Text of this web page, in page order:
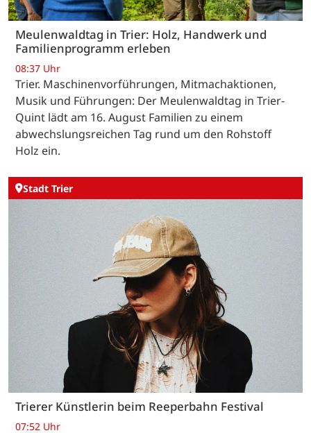
Meulenwaldtag in Trier: Holz, Handwerk und
Familienprogramm erleben
08:37 Uhr
Trier. Maschinenvorführungen, Mitmachaktionen,
Musik und Führungen: Der Meulenwaldtag in Trier-
Quint lädt am 16. August Familien zu einem
abwechslungsreichen Tag rund um den Rohstoff
Holz ein.
Stadt Trier
Trierer Künstlerin beim Reeperbahn Festival
07:52 Uhr